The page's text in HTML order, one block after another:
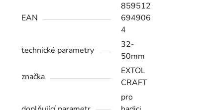
EAN
859512
694906
4
technické parametry
32-
50mm
značka
EXTOL
CRAFT
pro